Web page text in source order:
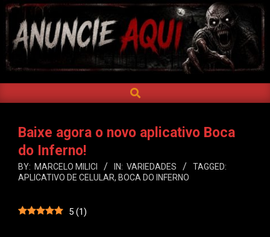
DO
INFERNO
Navigation
SEARCH
Baixe agora o novo aplicativo Boca
do Inferno!
BY: MARCELO MILICI IN: VARIEDADES
TAGGED:
APLICATIVO DE CELULAR, BOCA DO INFERNO
5 (1)